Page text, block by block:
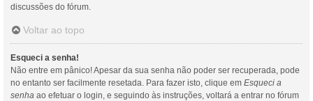
discussões do fórum.
Voltar ao topo
Esqueci a senha!
Não entre em pânico! Apesar da sua senha não poder ser recuperada, pode
no entanto ser facilmente resetada. Para fazer isto, clique em Esqueci a
senha ao efetuar o login, e seguindo às instruções, voltará a entrar no fórum